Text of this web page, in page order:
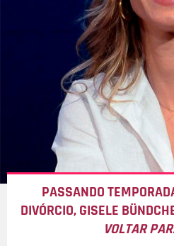
PASSANDO
DIVÓRCIO, GISELE
VOLTAR